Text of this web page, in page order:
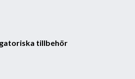
tillbehör